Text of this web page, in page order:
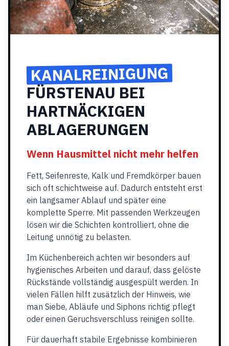
KANALREINIGUNG
FÜRSTENAU BEI
HARTNÄCKIGEN
ABLAGERUNGEN
Wenn Hausmittel nicht mehr helfen
Fett, Seifenreste, Kalk und Fremdkörper bauen
sich oft schichtweise auf. Dadurch entsteht erst
ein langsamer Ablauf und später eine
komplette Sperre. Mit passenden Werkzeugen
lösen wir die Schichten kontrolliert, ohne die
Leitung unnötig zu belasten.
Im Küchenbereich achten wir besonders auf
hygienisches Arbeiten und darauf, dass gelöste
Rückstände vollständig ausgespült werden. In
vielen Fällen hilft zusätzlich der Hinweis, wie
man Siebe, Abläufe und Siphons richtig pflegt
oder einen Geruchsverschluss reinigen sollte.
Für dauerhaft stabile Ergebnisse kombinieren